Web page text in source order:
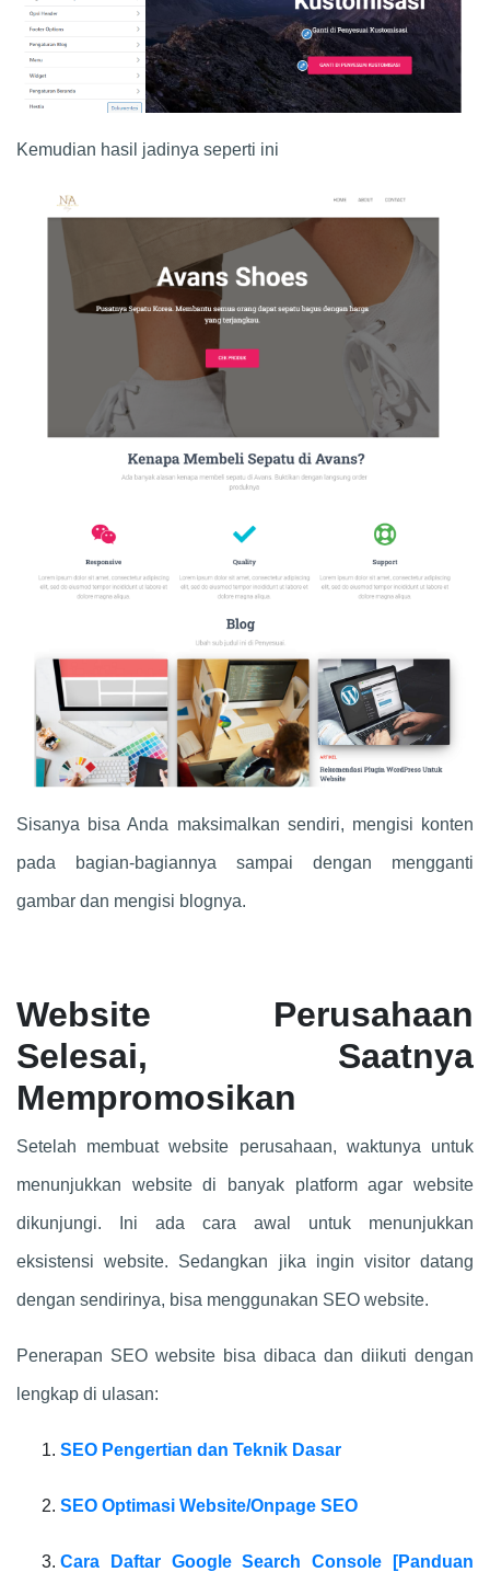
Kemudian hasil jadinya seperti ini
Sisanya bisa Anda maksimalkan sendiri, mengisi konten
pada bagian-bagiannya sampai dengan mengganti
gambar dan mengisi blognya.
Website Perusahaan
Selesai, Saatnya
Mempromosikan
Setelah membuat website perusahaan, waktunya untuk
menunjukkan website di banyak platform agar website
dikunjungi. Ini ada cara awal untuk menunjukkan
eksistensi website. Sedangkan jika ingin visitor datang
dengan sendirinya, bisa menggunakan SEO website.
Penerapan SEO website bisa dibaca dan diikuti dengan
lengkap di ulasan:
SEO Pengertian dan Teknik Dasar
SEO Optimasi Website/Onpage SEO
Cara Daftar Google Search Console [Panduan